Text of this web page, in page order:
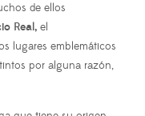
de ellos
Real, el
lugares emblemáticos
por alguna razón,